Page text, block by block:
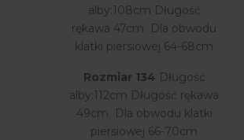
alby:108cm Długość
rękawa 47cm Dla obwodu
klatki piersiowej 64-68cm
Rozmiar 134 Długość
alby:112cm Długość rękawa
49cm Dla obwodu klatki
piersiowej 66-70cm